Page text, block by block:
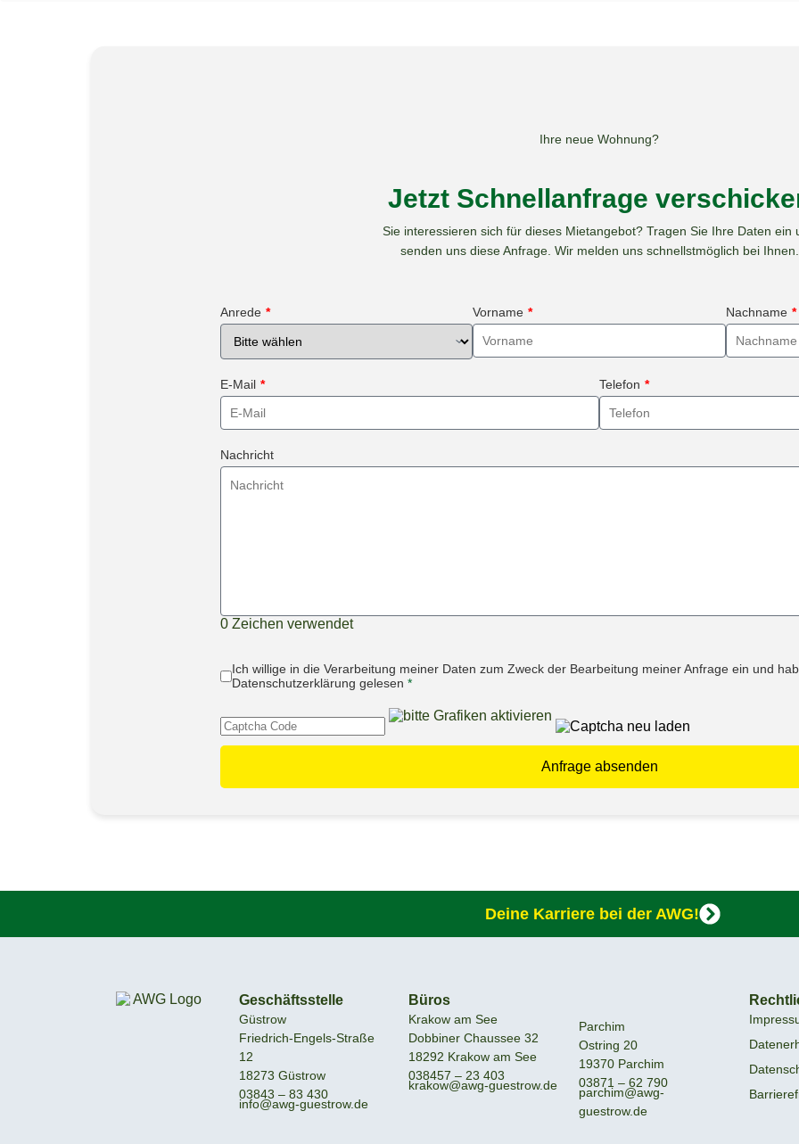
Ihre neue Wohnung?
Jetzt Schnellanfrage
Sie interessieren sich für dieses Mietangebot? Tragen Sie Ihre Daten ein
senden uns diese Anfrage. Wir melden uns schnellstmöglich bei Ihnen.
Anrede * Vorname * Nachname *
E-Mail * Telefon *
Nachricht
0 Zeichen verwendet
Ich willige in die Verarbeitung meiner Daten zum Zweck der Bearbeitung meiner Anfrage ein und
Datenschutzerklärung gelesen *
Deine Karriere bei der AWG!
Geschäftsstelle
Güstrow
Friedrich-Engels-Straße
12
18273 Güstrow
03843 – 83 430
info@awg-guestrow.de
Büros
Krakow am See
Dobbiner Chaussee 32
18292 Krakow am See
038457 – 23 403
krakow@awg-guestrow.de
Parchim
Ostring 20
19370 Parchim
03871 – 62 790
parchim@awg-
guestrow.de